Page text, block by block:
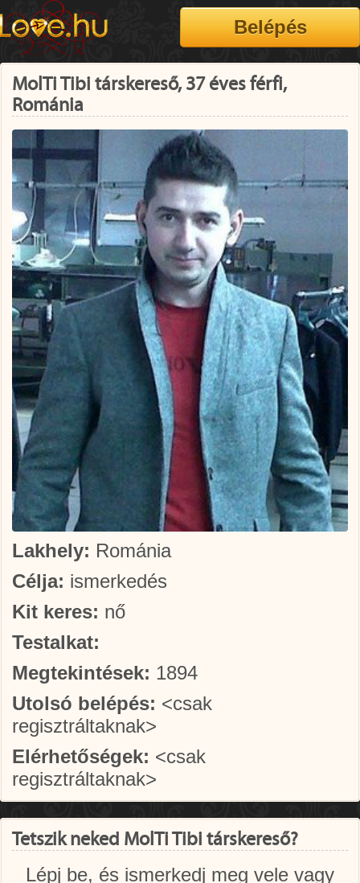
MolTi Tibi társkereső, 37 éves férfi,
Románia
Lakhely: Románia
Célja: ismerkedés
Kit keres: nő
Testalkat:
Megtekintések: 1894
Utolsó belépés: <csak
regisztráltaknak>
Elérhetőségek: <csak
regisztráltaknak>
Tetszik neked MolTi Tibi társkereső?
Lépj be, és ismerkedj meg vele vagy